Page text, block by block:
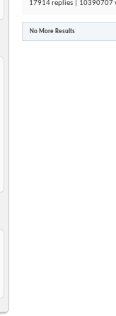
17914 replies | 10390707
No More Results